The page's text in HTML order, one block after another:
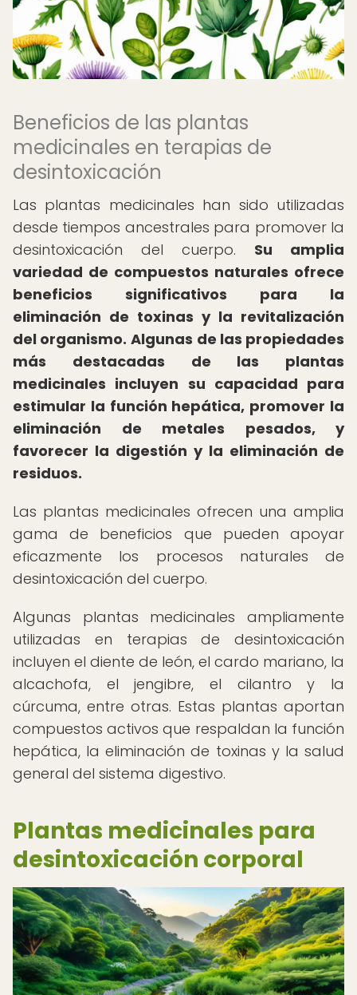
Beneficios de las plantas
medicinales en terapias de
desintoxicación
Las plantas medicinales han sido utilizadas
desde tiempos ancestrales para promover la
desintoxicación del cuerpo. Su amplia
variedad de compuestos naturales ofrece
beneficios significativos para la
eliminación de toxinas y la revitalización
del organismo. Algunas de las propiedades
más destacadas de las plantas
medicinales incluyen su capacidad para
estimular la función hepática, promover la
eliminación de metales pesados, y
favorecer la digestión y la eliminación de
residuos.
Las plantas medicinales ofrecen una amplia
gama de beneficios que pueden apoyar
eficazmente los procesos naturales de
desintoxicación del cuerpo.
Algunas plantas medicinales ampliamente
utilizadas en terapias de desintoxicación
incluyen el diente de león, el cardo mariano, la
alcachofa, el jengibre, el cilantro y la
cúrcuma, entre otras. Estas plantas aportan
compuestos activos que respaldan la función
hepática, la eliminación de toxinas y la salud
general del sistema digestivo.
Plantas medicinales para
desintoxicación corporal